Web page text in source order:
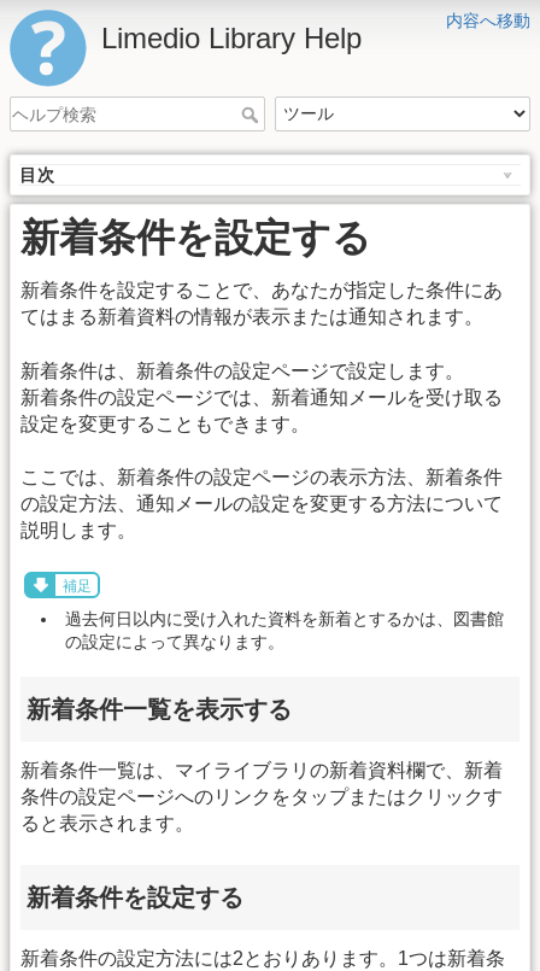
内容へ移動
Limedio Library Help
目次
新着条件を設定する
新着条件を設定することで、あなたが指定した条件にあ
てはまる新着資料の情報が表示または通知されます。
新着条件は、新着条件の設定ページで設定します。
新着条件の設定ページでは、新着通知メールを受け取る
設定を変更することもできます。
ここでは、新着条件の設定ページの表示方法、新着条件
の設定方法、通知メールの設定を変更する方法について
説明します。
補足
過去何日以内に受け入れた資料を新着とするかは、図書館
の設定によって異なります。
新着条件一覧を表示する
新着条件一覧は、マイライブラリの新着資料欄で、新着
条件の設定ページへのリンクをタップまたはクリックす
ると表示されます。
新着条件を設定する
新着条件の設定方法には2とおりあります。1つは新着条